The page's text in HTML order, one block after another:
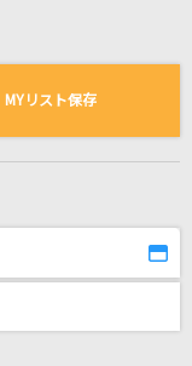
の一覧
MYリスト保存